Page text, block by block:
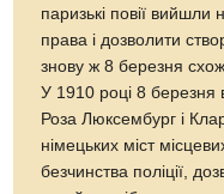
паризькі повії вийшли
права і дозволити
знову ж 8 березня
У 1910 році 8 березня
Роза Люксембург і
німецьких міст
безчинства поліції,